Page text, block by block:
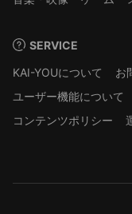
SERVICE
KAI-YOUについて
お
ユーザー機能について
コンテンツポリシー